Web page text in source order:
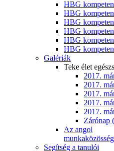
HBG
HBG
HBG
HBG
HBG
HBG
Galériák
Teke élet
2017.
2017.
2017.
2017.
2017.
Zárónap
Az angol
Segítség a tanulói